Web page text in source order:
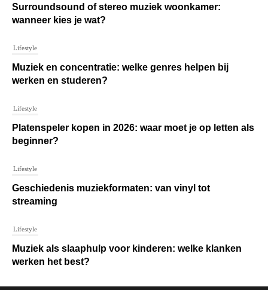
Surroundsound of stereo muziek woonkamer:
wanneer kies je wat?
Lifestyle
Muziek en concentratie: welke genres helpen bij
werken en studeren?
Lifestyle
Platenspeler kopen in 2026: waar moet je op letten als
beginner?
Lifestyle
Geschiedenis muziekformaten: van vinyl tot
streaming
Lifestyle
Muziek als slaaphulp voor kinderen: welke klanken
werken het best?